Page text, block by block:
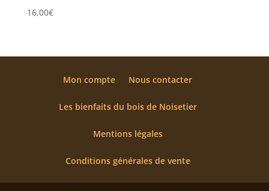
16,00€
Mon compte Nous contacter
Les bienfaits du bois de Noisetier
Mentions légales
Conditions générales de vente